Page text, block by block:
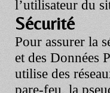
l’utilisateur du
Sécurité
Pour assurer la
et des Données
utilise des
pare-feu, la